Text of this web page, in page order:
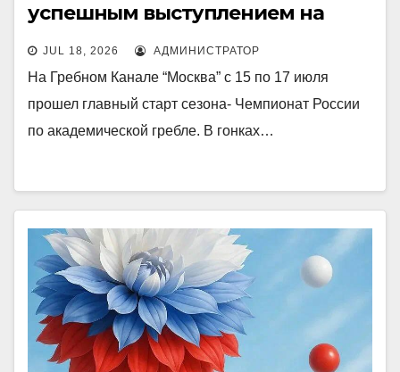
успешным выступлением на
Чемпионате России!
JUL 18, 2026 АДМИНИСТРАТОР
На Гребном Канале “Москва” с 15 по 17 июля
прошел главный старт сезона- Чемпионат России
по академической гребле. В гонках…